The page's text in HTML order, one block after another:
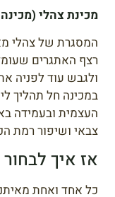
מכינת צהלי
המסגרת של צהלי
רצף האתגרים
ולגבש עוד לפניה
במכינה חל תהליך
העצמית ובעמידה
צבאי ושיפור רמת
אז איך
כל אחד ואחת